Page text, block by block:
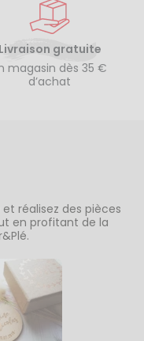
Livraison gratuite
magasin dès 35 €
d’achat
réalisez des pièces
en profitant de la